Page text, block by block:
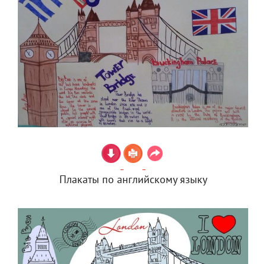
Плакаты по английскому языку